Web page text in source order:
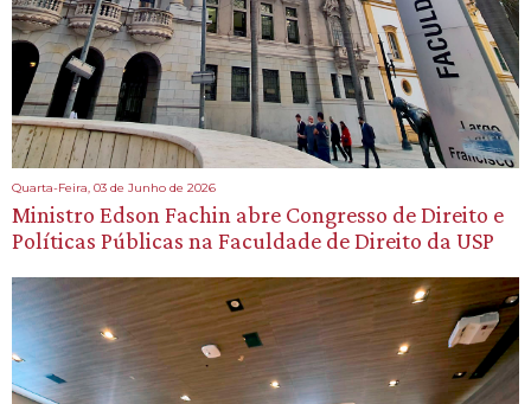
Quarta-Feira, 03 de Junho de 2026
Ministro Edson Fachin abre Congresso de Direito e
Políticas Públicas na Faculdade de Direito da USP